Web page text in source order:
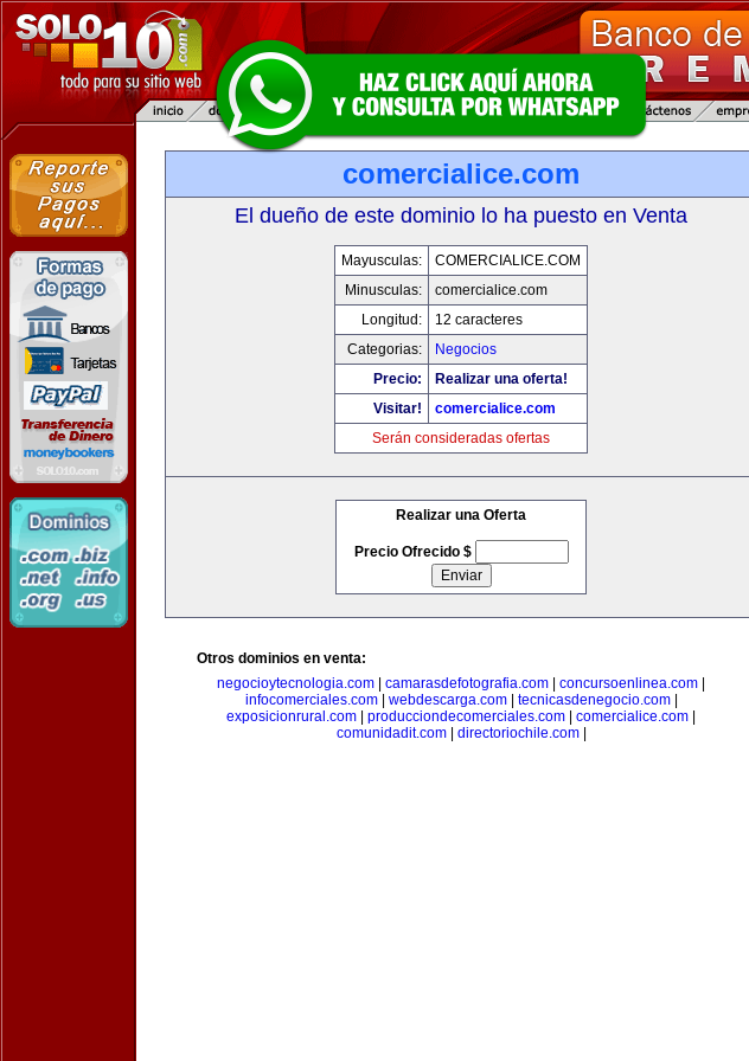
comercialice.com
El dueño de este dominio lo ha puesto en Venta
Mayusculas:
COMERCIALICE.COM
Minusculas:
comercialice.com
Longitud:
12 caracteres
Categorias:
Negocios
Precio:
Realizar una oferta!
Visitar!
comercialice.com
Serán consideradas ofertas
Realizar una Oferta
Precio Ofrecido $
Otros dominios en venta:
negocioytecnologia.com
camarasdefotografia.com concursoenlinea.com
infocomerciales.com| webdescarga.com| tecnicasdenegocio.com|
exposicionrural.com
producciondecomerciales.com comercialice.com
comunidadit.com| directoriochile.com|